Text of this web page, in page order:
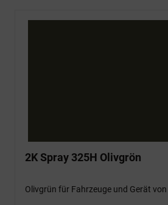
2K Spray 325H Olivgrön
Olivgrün für Fahrzeuge und Gerät